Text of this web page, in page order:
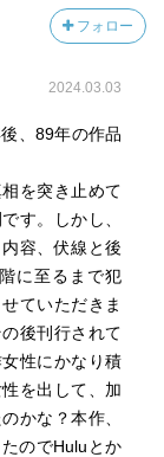
かったんじゃ
。
たっけ？
を歩き続けて
フォロー
2024.03.03
、89年の作品
を突き止めて
す。しかし、
容、伏線と後
に至るまで犯
ていただきま
後刊行されて
性にかなり積
を出して、加
かな？本作、
のでHuluとか